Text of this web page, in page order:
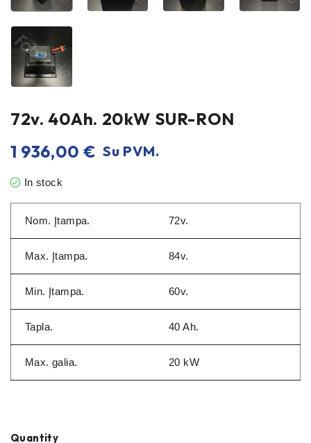
72v. 40Ah. 20kW SUR-RON
1 936,00€ Su PVM.
In stock
Nom. Įtampa. 72v.
Max. Įtampa. 84v.
Min. Įtampa. 60v.
Tapla. 40 Ah.
Max. galia. 20 kW
Quantity